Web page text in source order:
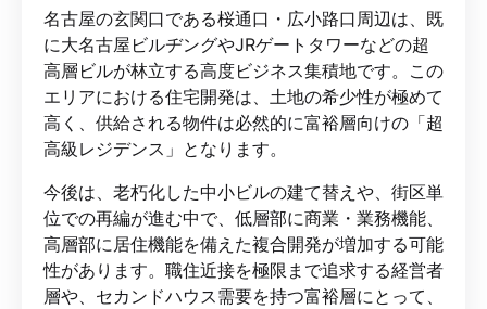
名古屋の玄関口である桜通口・広小路口周辺は、既
に大名古屋ビルヂングやJRゲートタワーなどの超
高層ビルが林立する高度ビジネス集積地です。この
エリアにおける住宅開発は、土地の希少性が極めて
高く、供給される物件は必然的に富裕層向けの「超
高級レジデンス」となります。
今後は、老朽化した中小ビルの建て替えや、街区単
位での再編が進む中で、低層部に商業・業務機能、
高層部に居住機能を備えた複合開発が増加する可能
性があります。職住近接を極限まで追求する経営者
層や、セカンドハウス需要を持つ富裕層にとって、